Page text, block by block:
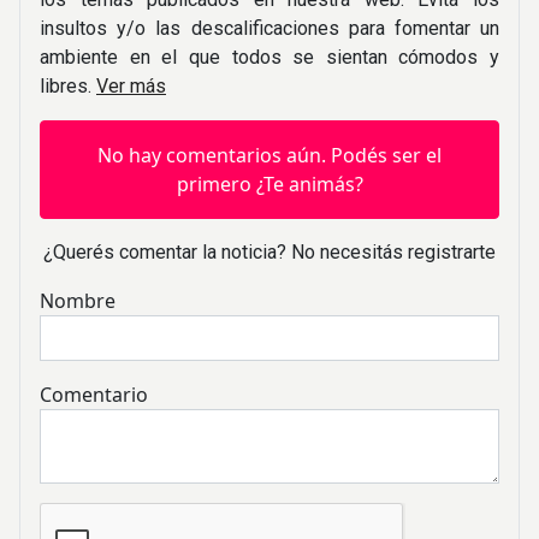
insultos y/o las descalificaciones para fomentar un
ambiente en el que todos se sientan cómodos y
libres. Ver más
No hay comentarios aún. Podés ser el
primero ¿Te animás?
¿Querés comentar la noticia? No necesitás registrarte
Nombre
Comentario